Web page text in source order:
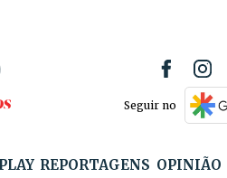
Seguir no
REPORTAGENS OPINIÃO